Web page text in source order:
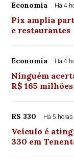
Economia Há 4
Pix amplia
e restaurantes
Economia Há 4
Ninguém
R$ 165 milhões
RS 330 Há 5 horas
Veículo é
330 em